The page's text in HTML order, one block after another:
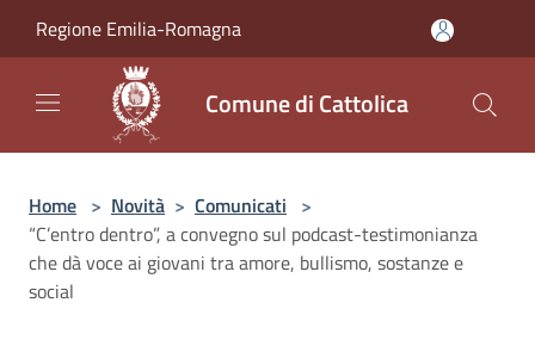
Regione Emilia-Romagna
Comune di Cattolica
Home > Novità > Comunicati >
“C’entro dentro”, a convegno sul podcast-testimonianza
che dà voce ai giovani tra amore, bullismo, sostanze e
social